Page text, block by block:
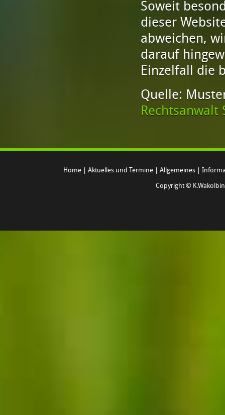
Soweit
dieser
abweichen,
darauf
Einzelfall die
Quelle:
Rechtsanwalt
Home| Aktuelles und Termine| Allgemeines|
Copyright ©